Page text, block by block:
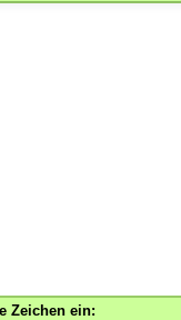
Zeichen ein: